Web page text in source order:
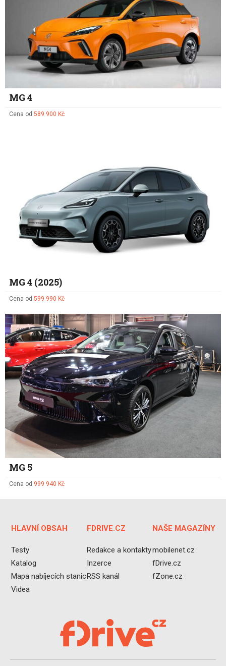
MG 4
Cena od 589 900 Kč
MG 4 (2025)
Cena od 599 990 Kč
MG 5
Cena od 999 940 Kč
HLAVNÍ OBSAH
Testy
Katalog
Mapa nabíjecích stanic
Videa
FDRIVE.CZ
Redakce a kontakty
Inzerce
RSS kanál
NAŠE MAGAZÍNY
mobilenet.cz
fDrive.cz
fZone.cz